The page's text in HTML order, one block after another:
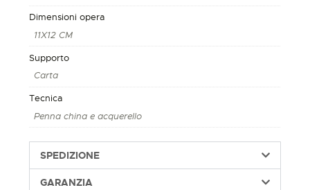
Dimensioni opera
11X12 CM
Supporto
Carta
Tecnica
Penna china e acquerello
SPEDIZIONE
GARANZIA